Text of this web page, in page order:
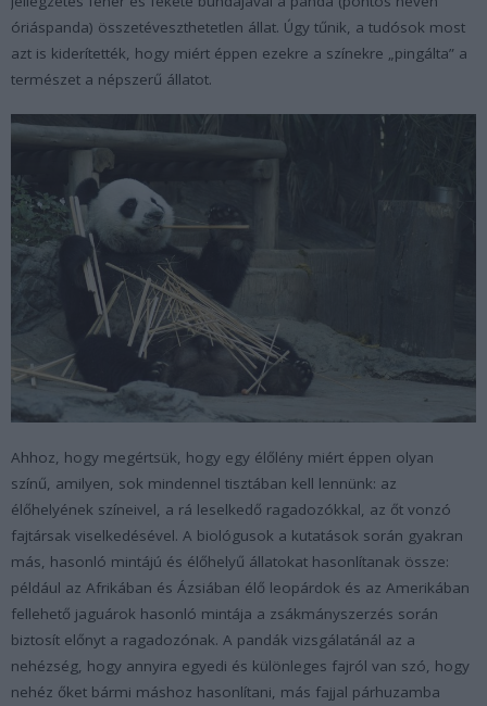
óriáspanda) összetéveszthetetlen állat. Úgy tűnik, a tudósok most
azt is kiderítették, hogy miért éppen ezekre a színekre „pingálta” a
természet a népszerű állatot.
Ahhoz, hogy megértsük, hogy egy élőlény miért éppen olyan
színű, amilyen, sok mindennel tisztában kell lennünk: az
élőhelyének színeivel, a rá leselkedő ragadozókkal, az őt vonzó
fajtársak viselkedésével. A biológusok a kutatások során gyakran
más, hasonló mintájú és élőhelyű állatokat hasonlítanak össze:
például az Afrikában és Ázsiában élő leopárdok és az Amerikában
fellehető jaguárok hasonló mintája a zsákmányszerzés során
biztosít előnyt a ragadozónak. A pandák vizsgálatánál az a
nehézség, hogy annyira egyedi és különleges fajról van szó, hogy
nehéz őket bármi máshoz hasonlítani, más fajjal párhuzamba